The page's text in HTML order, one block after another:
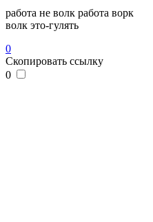
работа не волк работа ворк
волк это-гулять
0
Скопировать ссылку
0